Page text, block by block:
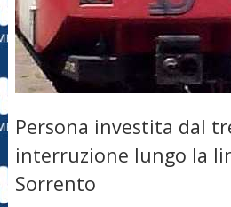
Persona investita dal
interruzione lungo la
Sorrento